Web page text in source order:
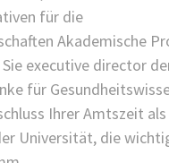
für die
Akademische
executive director
für
Ihrer Amtszeit
Universität, die